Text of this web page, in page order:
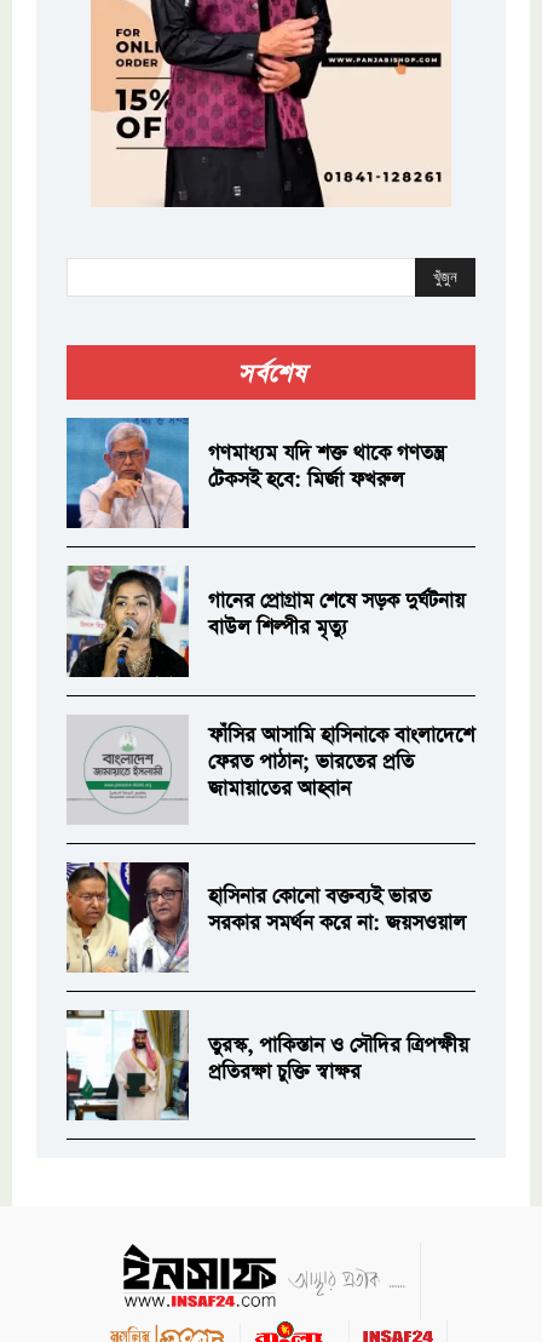
খুঁজুন
সর্বশেষ
গণমাধ্যম যদি শক্ত থাকে গণতন্ত্র
টেকসই হবে: মির্জা ফখরুল
গানের প্রোগ্রাম শেষে সড়ক দুর্ঘটনায়
বাউল শিল্পীর মৃত্যু
ফাঁসির আসামি হাসিনাকে বাংলাদেশে
ফেরত পাঠান; ভারতের প্রতি
জামায়াতের আহ্বান
হাসিনার কোনো বক্তব্যই ভারত
সরকার সমর্থন করে না: জয়সওয়াল
তুরস্ক, পাকিস্তান ও সৌদির ত্রিপক্ষীয়
প্রতিরক্ষা চুক্তি স্বাক্ষর